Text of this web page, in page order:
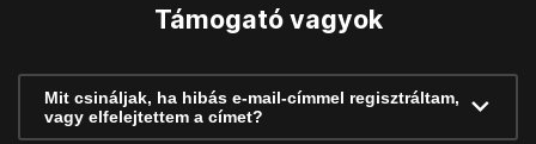
Támogató vagyok
Mit csináljak, ha hibás e-mail-címmel regisztráltam,
vagy elfelejtettem a címet?